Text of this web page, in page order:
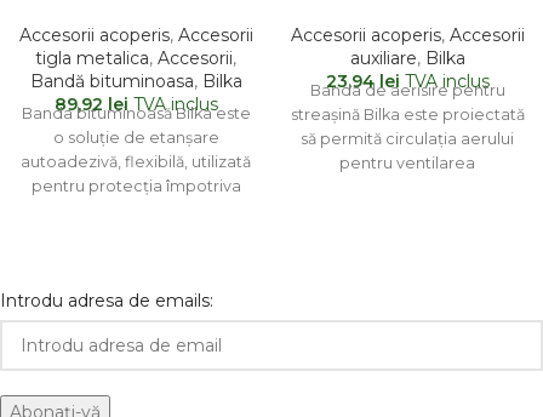
Accesorii acoperis, Accesorii
tigla metalica, Accesorii,
Bandă bituminoasa, Bilka
89,92 lei TVA inclus
Banda bituminoasă Bilka este
o soluție de etanșare
autoadezivă, flexibilă, utilizată
pentru protecția împotriva
Accesorii acoperis, Accesorii
auxiliare, Bilka
23,94 lei TVA inclus
Banda de aerisire pentru
streașină Bilka este proiectată
să permită circulația aerului
pentru ventilarea
Introdu adresa de emails: